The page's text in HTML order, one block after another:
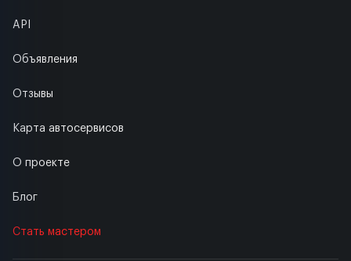
API
Объявления
Отзывы
Карта автосервисов
О проекте
Блог
Стать мастером